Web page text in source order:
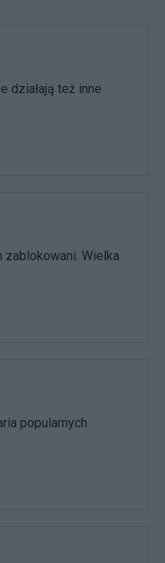
działają też inne
zablokowani. Wielka
popularnych